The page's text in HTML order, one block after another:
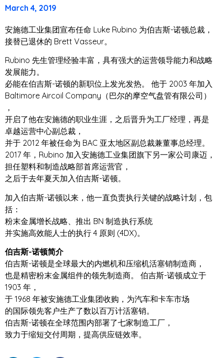
March 4, 2019
安施德工业集团宣布任命 Luke Rubino 为伯吉斯-诺顿总裁，
接替已退休的 Brett Vasseur。
Rubino 先生管理经验丰富，具有强大的运营领导能力和战略
发展能力。
必能在伯吉斯-诺顿的新职位上发光发热。 他于 2003 年加入
Baltimore Aircoil Company（巴尔的摩空气盘管有限公司）
，
开启了他在安施德的职业生涯，之后晋升为工厂经理，再是
卓越运营中心副总裁，
并于 2012 年被任命为 BAC 亚太地区副总裁兼董事总经理。
2017 年，Rubino 加入安施德工业集团旗下另一家公司康迈，
担任塑料和制造战略部首席运营官，
之后于去年夏天加入伯吉斯-诺顿。
加入伯吉斯-诺顿以来，他一直负责执行关键的战略计划，包
括：
粉末金属增长战略、推出 BN 制造执行系统
并实施高效能人士的执行 4 原则 (4DX)。
伯吉斯-诺顿简介
伯吉斯-诺顿是全球最大的内燃机和压缩机活塞销制造商，
也是精密粉末金属组件的领先制造商。 伯吉斯-诺顿成立于
1903 年，
于 1968 年被安施德工业集团收购，为汽车和卡车市场
的国际领先客户生产了数以百万计活塞销。
伯吉斯-诺顿在全球范围内部署了七家制造工厂，
致力于缩短交付周期，提高供应链效率。